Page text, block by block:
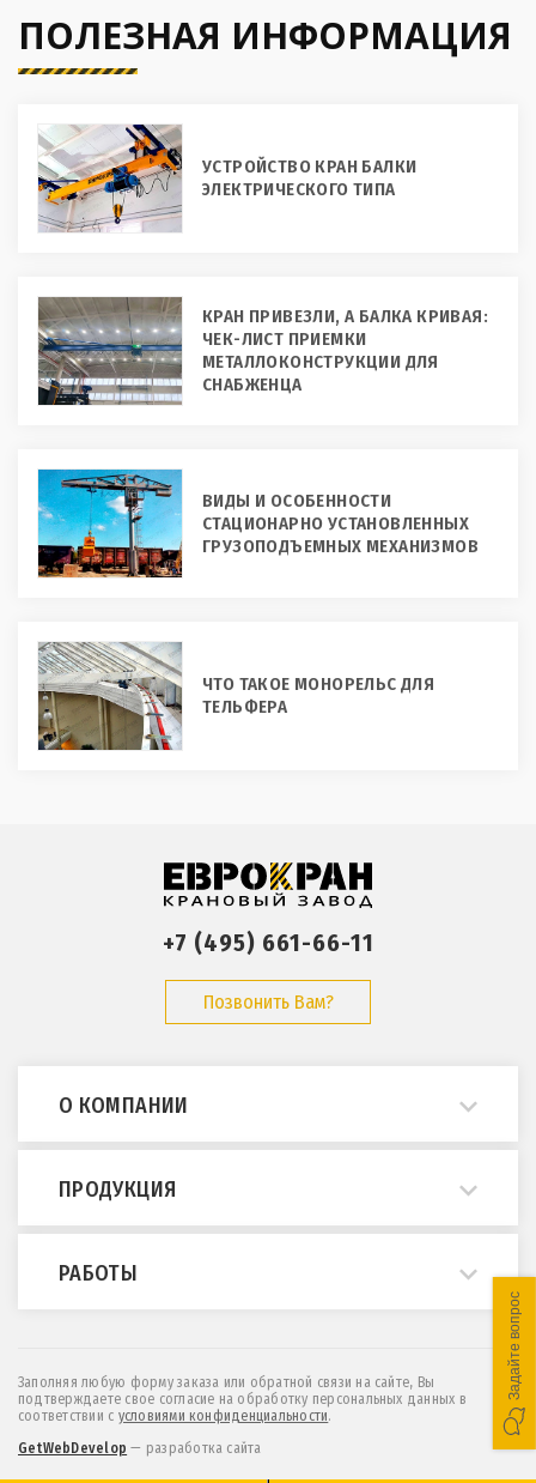
ПОЛЕЗНАЯ ИНФОРМАЦИЯ
УСТРОЙСТВО КРАН БАЛКИ
ЭЛЕКТРИЧЕСКОГО ТИПА
КРАН ПРИВЕЗЛИ, А БАЛКА КРИВАЯ:
ЧЕК-ЛИСТ ПРИЕМКИ
МЕТАЛЛОКОНСТРУКЦИИ ДЛЯ
СНАБЖЕНЦА
ВИДЫ И ОСОБЕННОСТИ
СТАЦИОНАРНО УСТАНОВЛЕННЫХ
ГРУЗОПОДЪЕМНЫХ МЕХАНИЗМОВ
ЧТО ТАКОЕ МОНОРЕЛЬС ДЛЯ
ТЕЛЬФЕРА
+7 (495) 661-66-11
Позвонить Вам?
О КОМПАНИИ
О нас
Примеры работ
Опросные листы
ГОСТы и нормативы
Контакты
Новости
ПРОДУКЦИЯ
Мостовые краны
Кран-балки
Козловые и полукозловые краны
Эстакады и монорельсы
РАБОТЫ
Проектирование
Обследование
Заполняя любую форму заказа или обратной связи на сайте, Вы
подтверждаете свое согласие на обработку персональных данных в
соответствии c условиями конфиденциальности.
GetWebDevelop — разработка сайта
Задайте вопрос